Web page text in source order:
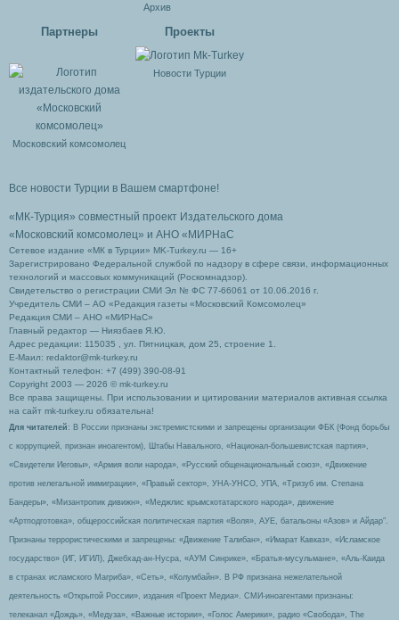
Архив
Партнеры
Московский комсомолец
Проекты
Новости Турции
Все новости Турции в Вашем смартфоне!
«МК-Турция» совместный проект Издательского дома
«Московский комсомолец» и АНО «МИРНаС
Сетевое издание «МК в Турции» MK-Turkey.ru — 16+
Зарегистрировано Федеральной службой по надзору в сфере связи, информационных
технологий и массовых коммуникаций (Роскомнадзор).
Свидетельство о регистрации СМИ Эл № ФС 77-66061 от 10.06.2016 г.
Учредитель СМИ – АО «Редакция газеты «Московский Комсомолец»
Редакция СМИ – АНО «МИРНаС»
Главный редактор — Ниязбаев Я.Ю.
Адрес редакции: 115035 , ул. Пятницкая, дом 25, строение 1.
Е-Маил: redaktor@mk-turkey.ru
Контактный телефон: +7 (499) 390-08-91
Copyright 2003 — 2026 © mk-turkey.ru
Все права защищены. При использовании и цитировании материалов активная ссылка
на сайт mk-turkey.ru обязательна!
Для читателей : В России признаны экстремистскими и запрещены организации ФБК (Фонд борьбы
с коррупцией, признан иноагентом), Штабы Навального, «Национал-большевистская партия»,
«Свидетели Иеговы», «Армия воли народа», «Русский общенациональный союз», «Движение
против нелегальной иммиграции», «Правый сектор», УНА-УНСО, УПА, «Тризуб им. Степана
Бандеры», «Мизантропик дивижн», «Меджлис крымскотатарского народа», движение
«Артподготовка», общероссийская политическая партия «Воля», АУЕ, батальоны «Азов» и Айдар″.
Признаны террористическими и запрещены: «Движение Талибан», «Имарат Кавказ», «Исламское
государство» (ИГ, ИГИЛ), Джебхад-ан-Нусра, «АУМ Синрике», «Братья-мусульмане», «Аль-Каида
в странах исламского Магриба», «Сеть», «Колумбайн». В РФ признана нежелательной
деятельность «Открытой России», издания «Проект Медиа». СМИ-иноагентами признаны:
телеканал «Дождь», «Медуза», «Важные истории», «Голос Америки», радио «Свобода», The